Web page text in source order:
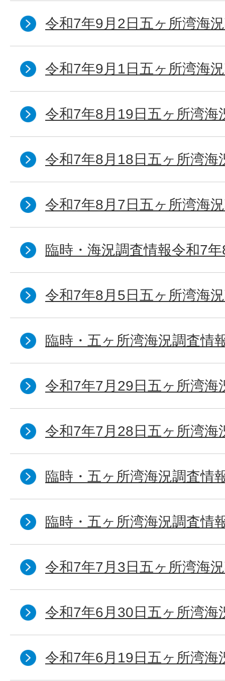
令和7年9月2日五ヶ所湾海
令和7年9月1日五ヶ所湾海
令和7年8月19日五ヶ所湾海
令和7年8月18日五ヶ所湾海
令和7年8月7日五ヶ所湾海
臨時・海況調査情報令和7
令和7年8月5日五ヶ所湾海
臨時・五ヶ所湾海況調査情
令和7年7月29日五ヶ所湾海
令和7年7月28日五ヶ所湾海
臨時・五ヶ所湾海況調査情
臨時・五ヶ所湾海況調査情
令和7年7月3日五ヶ所湾海
令和7年6月30日五ヶ所湾海
令和7年6月19日五ヶ所湾海